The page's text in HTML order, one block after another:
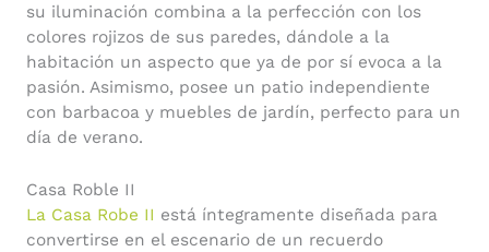
su iluminación combina a la perfección con los
colores rojizos de sus paredes, dándole a la
habitación un aspecto que ya de por sí evoca a la
pasión. Asimismo, posee un patio independiente
con barbacoa y muebles de jardín, perfecto para un
día de verano.
Casa Roble II
La Casa Robe II está íntegramente diseñada para
convertirse en el escenario de un recuerdo